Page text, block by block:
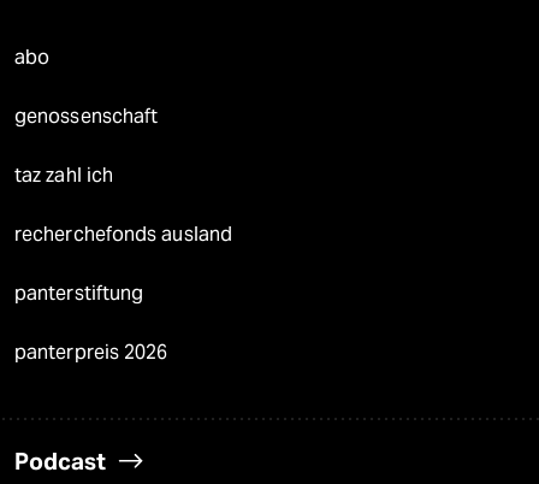
abo
genossenschaft
taz zahl ich
recherchefonds ausland
panterstiftung
panterpreis 2026
Podcast